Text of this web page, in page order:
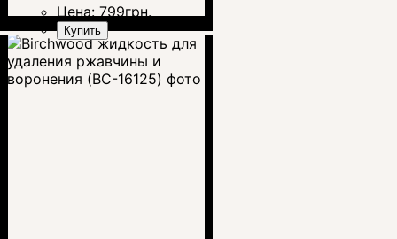
Цена: 799грн.
Купить